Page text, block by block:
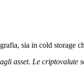
sia in cold storage
asset. Le